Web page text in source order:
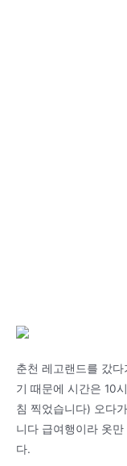
춘천 레고랜드를 갔
기 때문에 시간은 10
침 찍었습니다) 오다
니다 급여행이라 옷
다.